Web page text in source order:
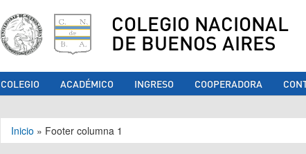
COLEGIO NACIONAL
DE BUENOS AIRES
COLEGIO ACADÉMICO INGRESO COOPERADORA
Se encuentra usted aquí
Inicio » Footer columna 1